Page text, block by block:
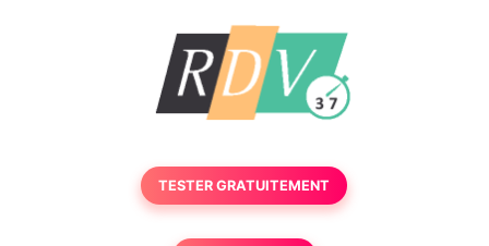
TESTER GRATUITEMENT